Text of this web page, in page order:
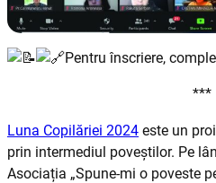
Pentru înscriere,
***
Luna Copilăriei 2024 este un
prin intermediul poveștilor. Pe
Asociația „Spune-mi o poveste